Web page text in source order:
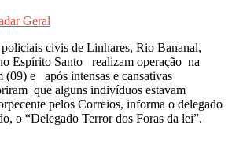
Geral
civis de Linhares, Rio Bananal,
Espírito Santo realizam operação na
(09) e após intensas e cansativas
que alguns indivíduos estavam
pelos Correios, informa o delegado
o “Delegado Terror dos Foras da lei”.